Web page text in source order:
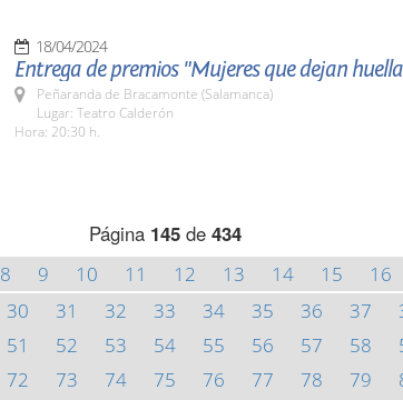
18/04/2024
Entrega de premios "Mujeres que dejan
Peñaranda de Bracamonte (Salamanca)
Lugar: Teatro Calderón
Hora: 20:30 h.
Página 145de 434
8 9 10 11 12 13 14 15 16
30 31 32 33 34 35 36 37
51 52 53 54 55 56 57 58
72 73 74 75 76 77 78 79